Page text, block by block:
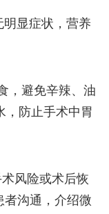
显症状，营养
，避免辛辣、油
，防止手术中胃
风险或术后恢
者沟通，介绍微